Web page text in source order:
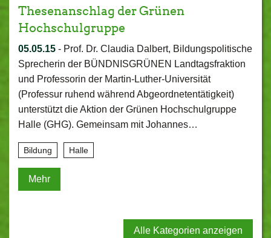
Thesenanschlag der Grünen
Hochschulgruppe
05.05.15 - Prof. Dr. Claudia Dalbert, Bildungspolitische
Sprecherin der BÜNDNISGRÜNEN Landtagsfraktion
und Professorin der Martin-Luther-Universität
(Professur ruhend während Abgeordnetentätigkeit)
unterstützt die Aktion der Grünen Hochschulgruppe
Halle (GHG). Gemeinsam mit Johannes…
Bildung Halle
Mehr
Alle Kategorien anzeigen